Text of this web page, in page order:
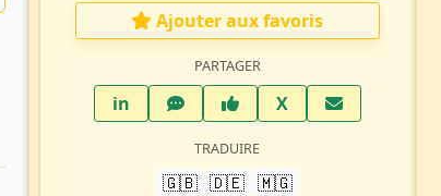
Ajouter aux favoris
PARTAGER
inLinkedInWhatsAppFacebook
XTwitter X
TRADUIRE
🇬🇧 🇩🇪 🇲🇬